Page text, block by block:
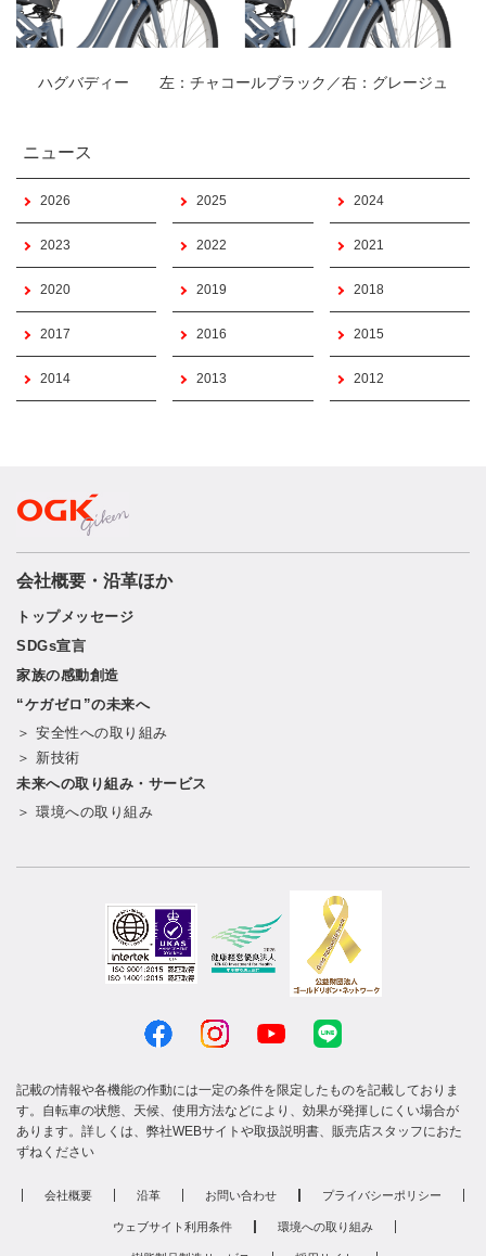
ハグバディー 左：チャコールブラック／右：グレージュ
ニュース
2026 2025 2024
2023 2022 2021
2020 2019 2018
2017 2016 2015
2014 2013 2012
会社概要・沿革ほか
トップメッセージ
SDGs宣言
家族の感動創造
“ケガゼロ”の未来へ
＞ 安全性への取り組み
＞ 新技術
未来への取り組み・サービス
＞ 環境への取り組み
記載の情報や各機能の作動には一定の条件を限定したものを記載しておりま
す。自転車の状態、天候、使用方法などにより、効果が発揮しにくい場合が
あります。詳しくは、弊社WEBサイトや取扱説明書、販売店スタッフにおた
ずねください
会社概要 沿革 お問い合わせ プライバシーポリシー
ウェブサイト利用条件 環境への取り組み